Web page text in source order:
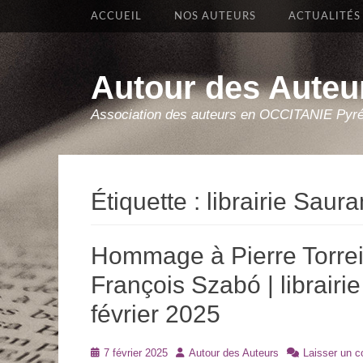
Autour des
Association des auteurs en OCCITANIE
Premier Menu
Aller
ACCUEIL NOS AUTEURS ACTUALITÉS
Étiquette : librairie
Hommage à Pierre
François Szabó |
février 2025
Posté7 février 2025 Auteur
Autour des Auteurs Laisser un